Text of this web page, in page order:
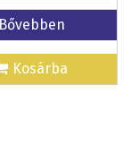
Bővebben
Kosárba